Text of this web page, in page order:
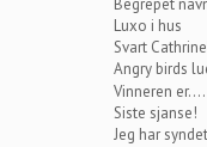
Luxo i hus
Svart
Angry birds
Vinneren er....
Siste sjanse!
Jeg har